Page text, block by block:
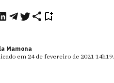
Mamona
em24 de fevereiro de 2021 14h19.